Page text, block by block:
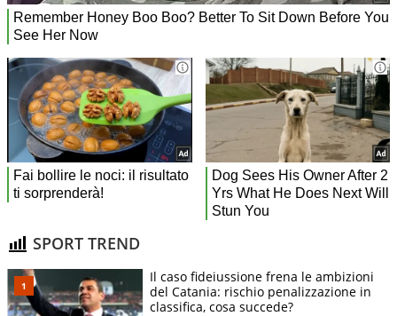
SPORT TREND
Il caso fideiussione frena le ambizioni
del Catania: rischio penalizzazione in
classifica, cosa succede?